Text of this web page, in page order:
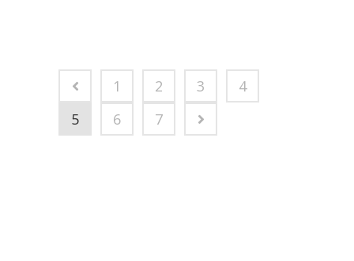
1 2 3
4
5
6 7